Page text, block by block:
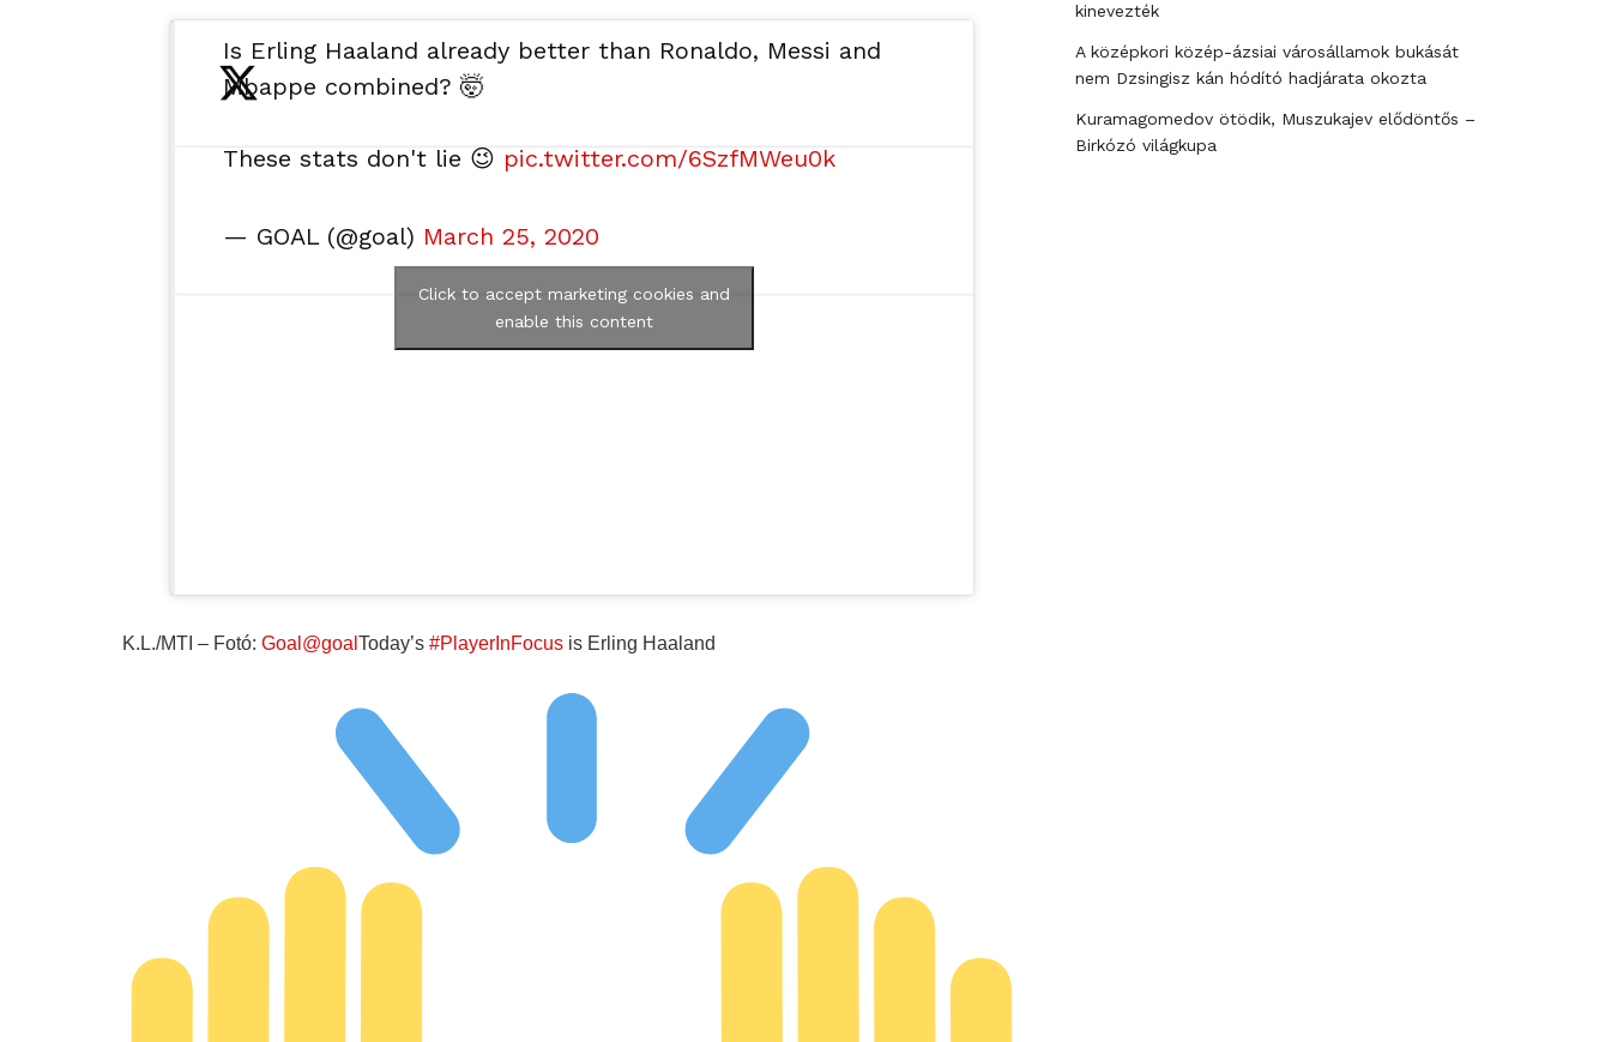
Is Erling Haaland already better than Ronaldo, Messi and
Mbappe combined? 🤯
These stats don't lie 😉 pic.twitter.com/6SzfMWeu0k
— GOAL (@goal) March 25, 2020
Click to accept marketing cookies and
enable this content
K.L./MTI – Fotó: Goal@goal Today’s #PlayerInFocus is Erling Haaland
kinevezték
A középkori közép-ázsiai városállamok bukását
nem Dzsingisz kán hódító hadjárata okozta
Kuramagomedov ötödik, Muszukajev elődöntős –
Birkózó világkupa